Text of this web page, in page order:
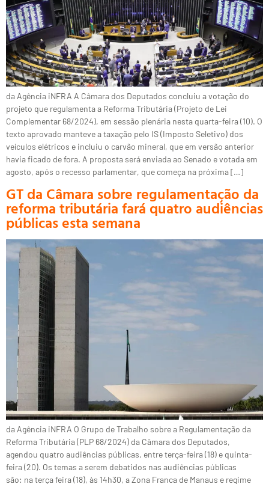
da Agência iNFRA A Câmara dos Deputados concluiu a votação do
projeto que regulamenta a Reforma Tributária (Projeto de Lei
Complementar 68/2024), em sessão plenária nesta quarta-feira (10). O
texto aprovado manteve a taxação pelo IS (Imposto Seletivo) dos
veículos elétricos e incluiu o carvão mineral, que em versão anterior
havia ficado de fora. A proposta será enviada ao Senado e votada em
agosto, após o recesso parlamentar, que começa na próxima […]
GT da Câmara sobre regulamentação da
reforma tributária fará quatro audiências
públicas esta semana
da Agência iNFRA O Grupo de Trabalho sobre a Regulamentação da
Reforma Tributária (PLP 68/2024) da Câmara dos Deputados,
agendou quatro audiências públicas, entre terça-feira (18) e quinta-
feira (20). Os temas a serem debatidos nas audiências públicas
são: na terça feira (18), às 14h30, a Zona Franca de Manaus e regime